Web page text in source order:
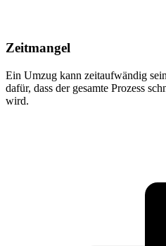
Zeitmangel
Ein Umzug kann zeitaufwändig
dafür, dass der gesamte Prozess
wird.